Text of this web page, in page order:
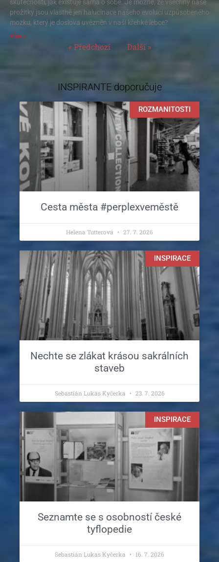
skutečnosti, jak existuje sama o sobě. Je možné, že všechny naše
prožitky jsou vlastně jen halucinace našeho evolucí uzpůsobeného
mozku, který je doslova uvězněn v naší křehké lebce?
Více »
« Předchozí Další »
INSPIRANTE doporučuje
ROZMANITOSTI
Cesta města #perplexveměstě
Helena Tutterová 27. 7. 2026
INSPIRACE
Nechte se zlákat krásou sakrálních
staveb
Sebastián Lukas Kyčerka 23. 7. 2026
INSPIRACE
Seznamte se s osobností české
tyflopedie
Sebastián Lukas Kyčerka 16. 7. 2026